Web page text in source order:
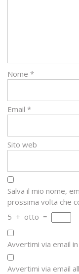
Nome *
Email *
Sito web
Salva il mio nome,
prossima volta che
5 + otto =
Avvertimi via email
Avvertimi via email